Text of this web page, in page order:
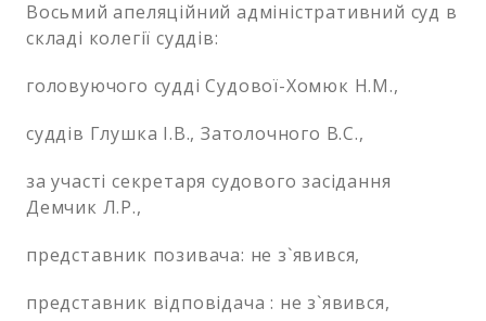
Восьмий апеляційний адміністративний суд в
складі колегії суддів:
головуючого судді Судової-Хомюк Н.М.,
суддів Глушка І.В., Затолочного В.С.,
за участі секретаря судового засідання
Демчик Л.Р.,
представник позивача: не з`явився,
представник відповідача : не з`явився,